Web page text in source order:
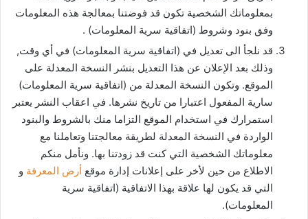
بمعلوماتك الشخصية تكون قد فوضتنا بمعالجة هذه المعلومات
وفق بنود وشروط (اتفاقية سرية المعلومات) .
قد نلجأ الى تعديل في (اتفاقية سرية المعلومات) في أي وقت,
وذلك بعد الإعلان عن هذا التعديل بنشر النسخة المعدلة على
الموقع. وتكون النسخة المعدلة من (اتفاقية سرية المعلومات)
سارية المفعول اعتبارا من تاريخ نشرها. في اعقاب النشر يعتبر
استمرارك في استخدام الموقع التزاما منك بالشروط والبنود
الواردة في النسخة المعدلة لطريقة معالجتنا وتعاملنا مع
معلوماتك الشخصية التي كنت قد زودتنا بها. ونأمل منكم
الاطلاع من حين لأخر على إعلانات إدارة موقع أرض المعرفة و
التي قد يكون لها علاقة بهذا الاتفاقية (اتفاقية سرية
المعلومات).